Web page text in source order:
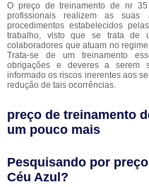
O preço de treinamento de nr
profissionais realizem as suas
procedimentos estabelecidos
trabalho, visto que se trata de
colaboradores que atuam no
Trata-se de um treinamento
obrigações e deveres a serem
informado os riscos inerentes aos
redução de tais ocorrências.
preço de treinamento
um pouco mais
Pesquisando por
Céu Azul?